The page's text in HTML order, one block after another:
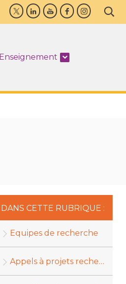
Enseignement
DANS CETTE RUBRIQUE :
Equipes de recherche
Appels à projets recherche